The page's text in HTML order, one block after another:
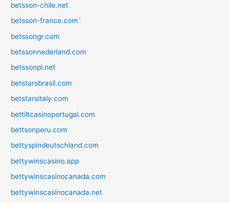
betsson-chile.net
betsson-france.com`
betssongr.com
betssonnederland.com
betssonpl.net
betstarsbrasil.com
betstarsitaly.com
bettiltcasinoportugal.com
bettsonperu.com
bettyspindeutschland.com
bettywinscasino.app
bettywinscasinocanada.com
bettywinscasinocanada.net